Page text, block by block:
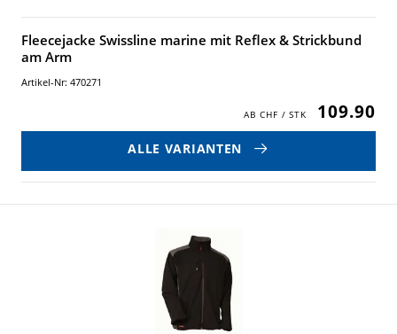
Fleecejacke Swissline marine mit Reflex & Strickbund
am Arm
Artikel-Nr: 470271
109.90
ALLE VARIANTEN